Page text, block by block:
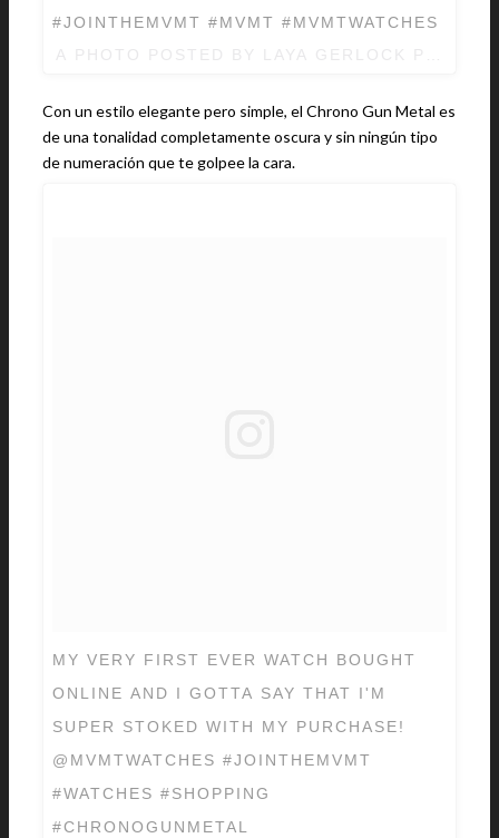
#JOINTHEMVMT #MVMT #MVMTWATCHES
Con un estilo elegante pero simple, el Chrono Gun Metal es
de una tonalidad completamente oscura y sin ningún tipo
de numeración que te golpee la cara.
MY VERY FIRST EVER WATCH BOUGHT
ONLINE AND I GOTTA SAY THAT I'M
SUPER STOKED WITH MY PURCHASE!
@MVMTWATCHES #JOINTHEMVMT
#WATCHES #SHOPPING
#CHRONOGUNMETAL